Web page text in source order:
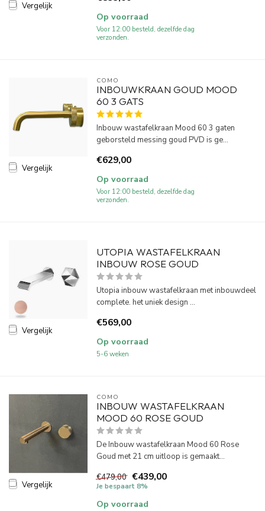
Vergelijk
Op voorraad
Voor 12:00 besteld, dezelfde dag
verzonden.
Vergelijk
COMO
INBOUWKRAAN GOUD MOOD
60 3 GATS
Inbouw wastafelkraan Mood 60 3 gaten
geborsteld messing goud PVD is ge...
€629,00
Op voorraad
Voor 12:00 besteld, dezelfde dag
verzonden.
Vergelijk
UTOPIA WASTAFELKRAAN
INBOUW ROSE GOUD
Utopia inbouw wastafelkraan met inbouwdeel
complete. het uniek design ...
€569,00
Op voorraad
5-6 weken
Vergelijk
COMO
INBOUW WASTAFELKRAAN
MOOD 60 ROSE GOUD
De Inbouw wastafelkraan Mood 60 Rose
Goud met 21 cm uitloop is gemaakt...
€479,00 €439,00
Je bespaart 8%
Op voorraad